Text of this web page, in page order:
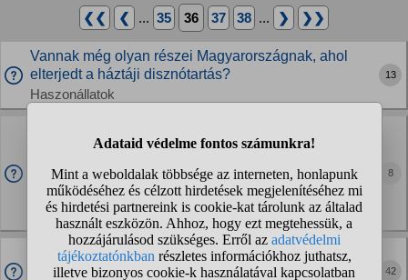
❮❮ ❮ ... 35 36 37 38 ... ❯ ❯❯
Vannak még olyan részei Magyarországnak, ahol
elterjedt a háztáji disznótartás?
Haszonállatok
13
akvárium növényen látható ha van rajtuk szitakötő tojás?
Sok helyen azt olvasom hogy barna, fél mm nagyságú
tojások - valahol azt írják mikroszkópikis méretűek...
Pénteken vettem növényeket. Azóta egy...
Halak, akvarisztika
8
Mi az oka annak hogy a macska sok ezer évvel
később került hozzánk mint a kutya?
42